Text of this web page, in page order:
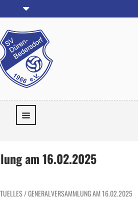
am 16.02.2025
/GENERALVERSAMMLUNG AM 16.02.2025